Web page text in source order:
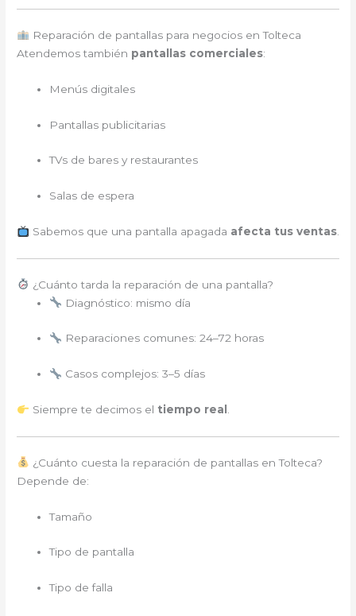
Reparación de pantallas para negocios en Tolteca
Atendemos también pantallas comerciales:
Menús digitales
Pantallas publicitarias
TVs de bares y restaurantes
Salas de espera
Sabemos que una pantalla apagada afecta tus ventas.
¿Cuánto tarda la reparación de una pantalla?
Diagnóstico: mismo día
Reparaciones comunes: 24–72 horas
Casos complejos: 3–5 días
Siempre te decimos el tiempo real .
¿Cuánto cuesta la reparación de pantallas en Tolteca?
Depende de:
Tamaño
Tipo de pantalla
Tipo de falla